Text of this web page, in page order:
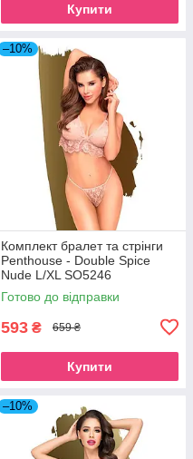
Купити
–10%
Комплект бралет та стрінги
Penthouse - Double Spice
Nude L/XL SO5246
Готово до відправки
593 ₴ 659 ₴
Купити
–10%